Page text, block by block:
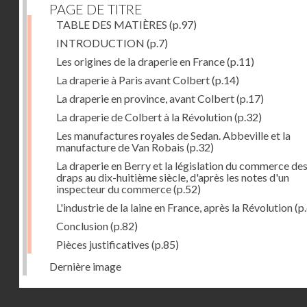
PAGE DE TITRE
TABLE DES MATIÈRES (p.97)
INTRODUCTION (p.7)
Les origines de la draperie en France(p.11)
La draperie à Paris avant Colbert(p.14)
La draperie en province, avant Colbert(p.17)
La draperie de Colbert à la Révolution(p.32)
Les manufactures royales de Sedan. Abbeville et la
manufacture de Van Robais (p.32)
La draperie en Berry et la législation du commerce des
draps au dix-huitième siècle, d'après les notes d'un
inspecteur du commerce(p.52)
L'industrie de la laine en France, après la Révolution
Conclusion(p.82)
Pièces justificatives (p.85)
Dernière image